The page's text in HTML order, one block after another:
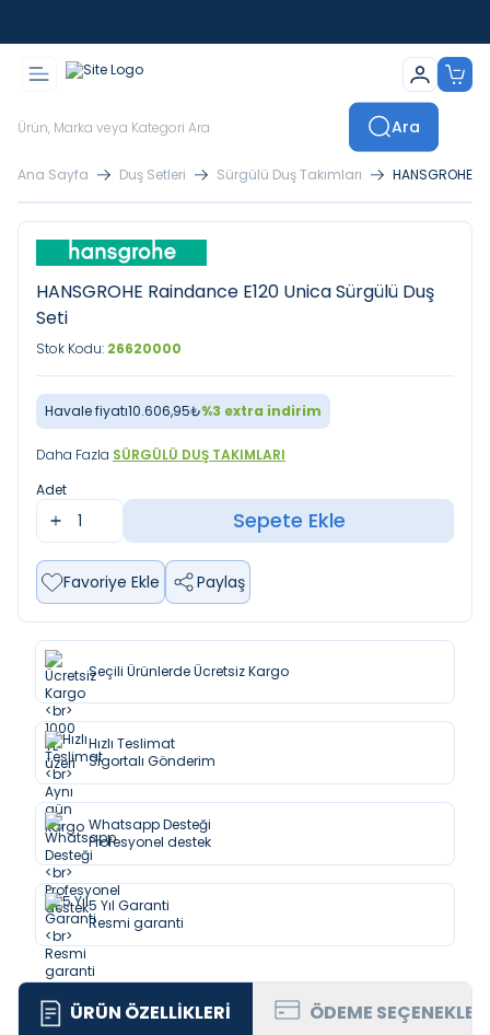
Ara
Ana Sayfa Duş Setleri Sürgülü Duş Takımları HANSGROHE
HANSGROHE Raindance E120 Unica Sürgülü Duş
Seti
Stok Kodu: 26620000
Havale fiyatı10.606,95₺%3 extra indirim
Daha Fazla SÜRGÜLÜ DUŞ TAKIMLARI
Adet
Sepete Ekle
Favoriye Ekle Paylaş
Seçili Ürünlerde Ücretsiz Kargo
Hızlı Teslimat
Sigortalı Gönderim
Whatsapp Desteği
Profesyonel destek
5 Yıl Garanti
Resmi garanti
ÜRÜN ÖZELLIKLERI ÖDEME